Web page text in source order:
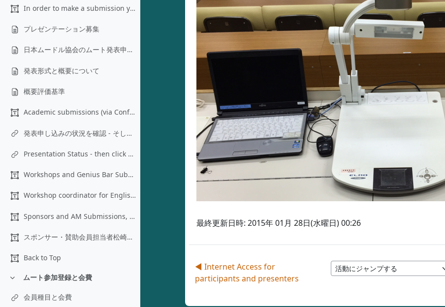
In order to make a submission you need to: create...
プレゼンテーション募集
日本ムードル協会のムート発表申し込みについての方針
発表形式と概要について
概要評価基準
Academic submissions (via ConfTool) Presentation ...
発表申し込みの状況を確認 - そして査読結果をクリック
Presentation Status - then click on Review Results (English)
Workshops and Genius Bar Submissions, apply to Wor...
Workshop coordinator for English workshopsEric Hag...
Sponsors and AM Submissions, apply to Sponsors and...
スポンサー・賛助会員担当者松崎 剛 matsuzakit@e-learning.co.jp
Back to Top
折りたたむ
ムート参加登録と会費
会員種目と会費
最終更新日時: 2015年 01月 28日(水曜日) 00:26
◀︎ Internet Access for
participants and presenters
活動にジャンプする